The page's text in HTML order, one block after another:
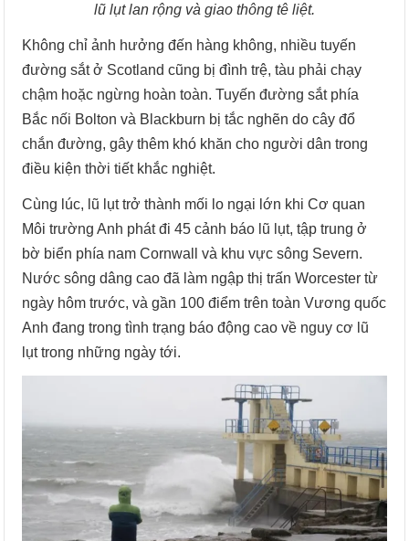
lũ lụt lan rộng và giao thông tê liệt.
Không chỉ ảnh hưởng đến hàng không, nhiều tuyến
đường sắt ở Scotland cũng bị đình trệ, tàu phải chạy
chậm hoặc ngừng hoàn toàn. Tuyến đường sắt phía
Bắc nối Bolton và Blackburn bị tắc nghẽn do cây đổ
chắn đường, gây thêm khó khăn cho người dân trong
điều kiện thời tiết khắc nghiệt.
Cùng lúc, lũ lụt trở thành mối lo ngại lớn khi Cơ quan
Môi trường Anh phát đi 45 cảnh báo lũ lụt, tập trung ở
bờ biển phía nam Cornwall và khu vực sông Severn.
Nước sông dâng cao đã làm ngập thị trấn Worcester từ
ngày hôm trước, và gần 100 điểm trên toàn Vương quốc
Anh đang trong tình trạng báo động cao về nguy cơ lũ
lụt trong những ngày tới.